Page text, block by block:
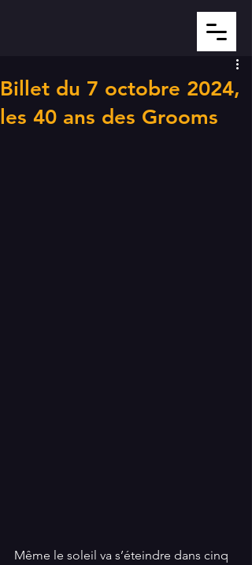
Billet du 7 octobre 2024,
les 40 ans des Grooms
Même le soleil va s’éteindre dans cinq